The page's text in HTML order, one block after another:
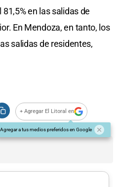
en las salidas de
En Mendoza, en tanto, los
salidas de residentes,
+ Agregar El Litoral en
Agregar a tus medios preferidos en Google